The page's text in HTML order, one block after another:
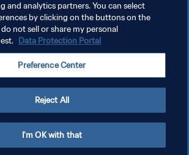
DE LAS COOKIES
Todos los derechos reservados.
and analytics partners. You can select
by clicking on the buttons on the
not sell or share my personal
Data Protection Portal
Preference Center
Reject All
I'm OK with that